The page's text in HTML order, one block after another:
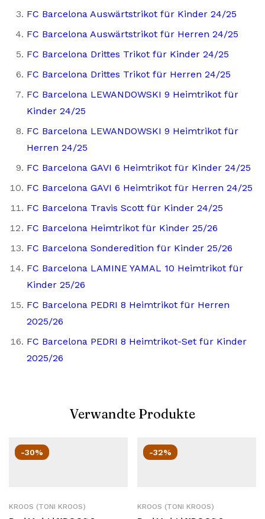
FC Barcelona Auswärtstrikot für Kinder 24/25
FC Barcelona Auswärtstrikot für Herren 24/25
FC Barcelona Drittes Trikot für Kinder 24/25
FC Barcelona Drittes Trikot für Herren 24/25
FC Barcelona LEWANDOWSKI 9 Heimtrikot für
Kinder 24/25
FC Barcelona LEWANDOWSKI 9 Heimtrikot für
Herren 24/25
FC Barcelona GAVI 6 Heimtrikot für Kinder 24/25
FC Barcelona GAVI 6 Heimtrikot für Herren 24/25
FC Barcelona Travis Scott für Kinder 24/25
FC Barcelona Heimtrikot für Kinder 25/26
FC Barcelona Sonderedition für Kinder 25/26
FC Barcelona LAMINE YAMAL 10 Heimtrikot für
Kinder 25/26
FC Barcelona PEDRI 8 Heimtrikot für Herren
2025/26
FC Barcelona PEDRI 8 Heimtrikot-Set für Kinder
2025/26
Verwandte Produkte
-30%
KROOS (TONI KROOS)
-32%
KROOS (TONI KROOS)